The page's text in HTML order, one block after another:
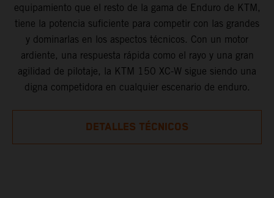
equipamiento que el resto de la gama de Enduro de KTM,
tiene la potencia suficiente para competir con las grandes
y dominarlas en los aspectos técnicos. Con un motor
ardiente, una respuesta rápida como el rayo y una gran
agilidad de pilotaje, la KTM 150 XC-W sigue siendo una
digna competidora en cualquier escenario de enduro.
DETALLES TÉCNICOS